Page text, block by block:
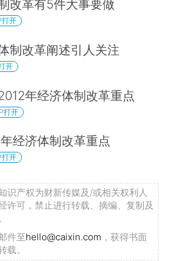
改革有5件大事要做
打开
制改革阐述引人关注
开
年经济体制改革重点
打开
经济体制改革重点
打开
识产权为财新传媒及/或相关权利人
许可，禁止进行转载、摘编、复制及
件至hello@caixin.com ，获得书面
载。